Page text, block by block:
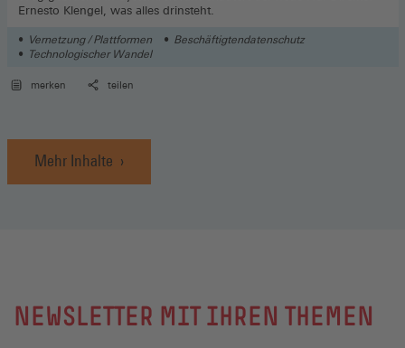
Ernesto Klengel, was alles drinsteht.
Vernetzung / Plattformen
Beschäftigtendatenschutz
Technologischer Wandel
merken teilen
Mehr Inhalte
NEWSLETTER MIT IHREN THEMEN